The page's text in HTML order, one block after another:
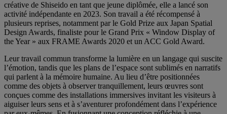
créative de Shiseido en tant que jeune diplômée, elle a lancé son
activité indépendante en 2023. Son travail a été récompensé à
plusieurs reprises, notamment par le Gold Prize aux Japan Spatial
Design Awards, finaliste pour le Grand Prix « Window Display of
the Year » aux FRAME Awards 2020 et un ACC Gold Award.
Leur travail commun transforme la lumière en un langage qui suscite
l’émotion, tandis que les plans de l’espace sont sublimés en narratifs
qui parlent à la mémoire humaine. Au lieu d’être positionnées
comme des objets à observer tranquillement, leurs œuvres sont
conçues comme des installations immersives invitant les visiteurs à
aiguiser leurs sens et à s’aventurer profondément dans l’expérience